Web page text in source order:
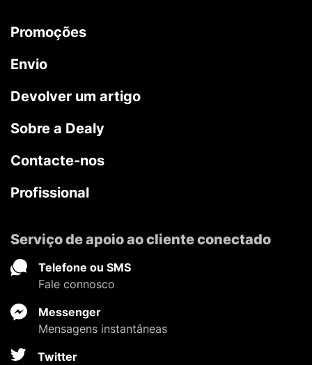
Promoções
Envio
Devolver um artigo
Sobre a Dealy
Contacte-nos
Profissional
Serviço de apoio ao cliente conectado
Telefone ou SMS
Fale connosco
Messenger
Mensagens instantâneas
Twitter